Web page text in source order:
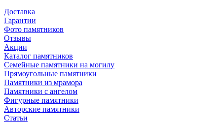
Доставка
Гарантии
Фото памятников
Отзывы
Акции
Каталог памятников
Семейные памятники на могилу
Прямоугольные памятники
Памятники из мрамора
Памятники с ангелом
Фигурные памятники
Авторские памятники
Статьи